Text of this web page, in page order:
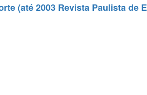
(até 2003 Revista Paulista de